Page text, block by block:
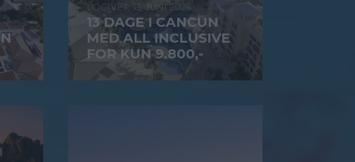
15. JUNI 2026
13 DAGE I CANCUN
MED ALL INCLUSIVE
FOR KUN 9.800,-